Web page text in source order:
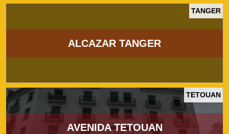
TANGER
ALCAZAR TANGER
TETOUAN
AVENIDA TETOUAN